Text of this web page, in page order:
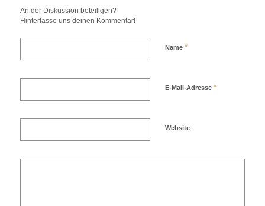
An der Diskussion beteiligen?
Hinterlasse uns deinen Kommentar!
Name *
E-Mail-Adresse *
Website